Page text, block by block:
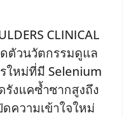
CLINICAL
ดตัวนวัตกรรมดูแล
ใหม่ที่มี Selenium
รังแคซ้ำซากสูงถึง
ความเข้าใจใหม่